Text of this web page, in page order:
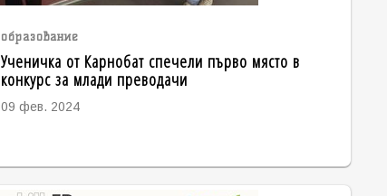
образование
Ученичка от Карнобат спечели първо място в
конкурс за млади преводачи
09 фев. 2024